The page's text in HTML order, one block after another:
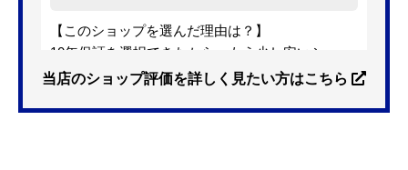
【このショップを選んだ理由は？】
10年保証を選択できたから。もう少し安いショッ
プも有ったが、5年保証しかなかった。
当店のショップ評価を詳しく見たい方はこちら